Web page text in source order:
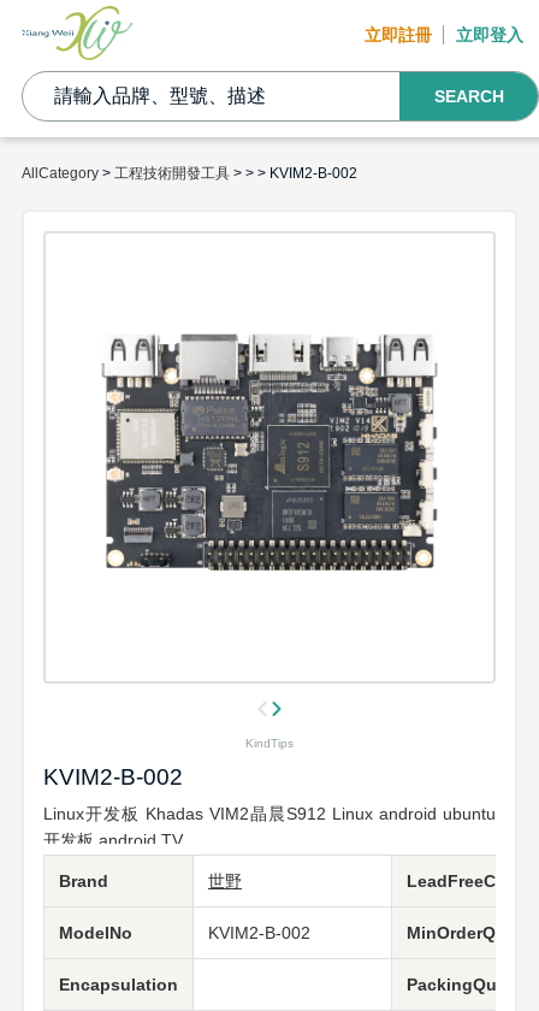
立即註冊 立即登入
SEARCH
AllCategory> 工程技術開發工具> > > KVIM2-B-002
KindTips
KVIM2-B-002
Linux开发板 Khadas VIM2晶晨S912 Linux android ubuntu
开发板 android TV
Brand 世野
ModelNo KVIM2-B-002
Encapsulation